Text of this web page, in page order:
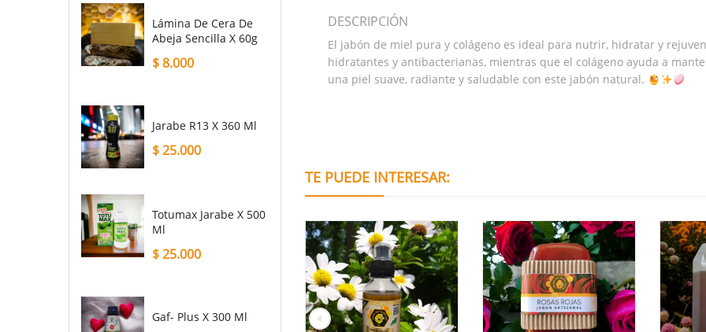
Lámina De Cera De
Abeja Sencilla X 60g
$8.000
Jarabe R13 X 360 Ml
$25.000
Totumax Jarabe X 500
Ml
$25.000
Gaf- Plus X 300 Ml
DESCRIPCIÓN
El jabón de miel pura y colágeno es ideal para nutrir, hidratar y
hidratantes y antibacterianas, mientras que el colágeno ayuda a
una piel suave, radiante y saludable con este jabón natural.
TE PUEDE INTERESAR: